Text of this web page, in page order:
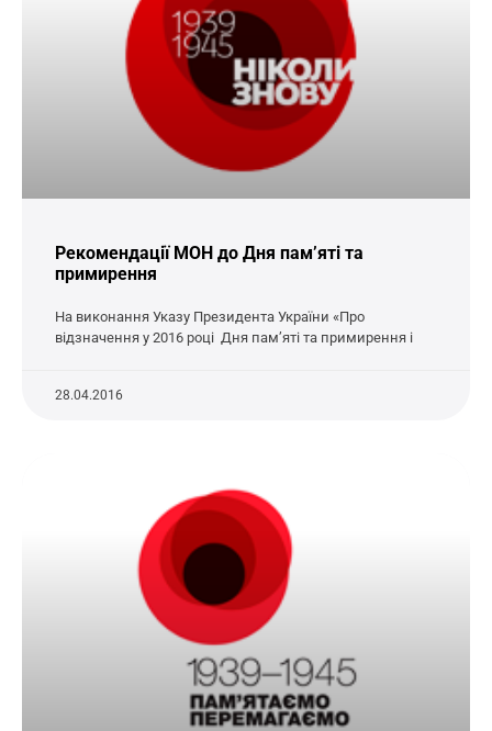
Рекомендації МОН до Дня пам’яті та
примирення
На виконання Указу Президента України «Про
відзначення у 2016 році Дня пам’яті та примирення і
28.04.2016